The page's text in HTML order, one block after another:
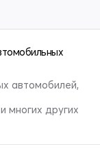
автомобилей,
многих других